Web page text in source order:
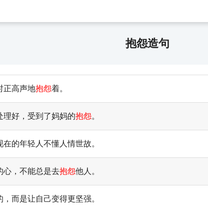
抱怨造句
正高声地抱怨着。
理好，受到了妈妈的抱怨。
在的年轻人不懂人情世故。
心，不能总是去抱怨他人。
，而是让自己变得更坚强。